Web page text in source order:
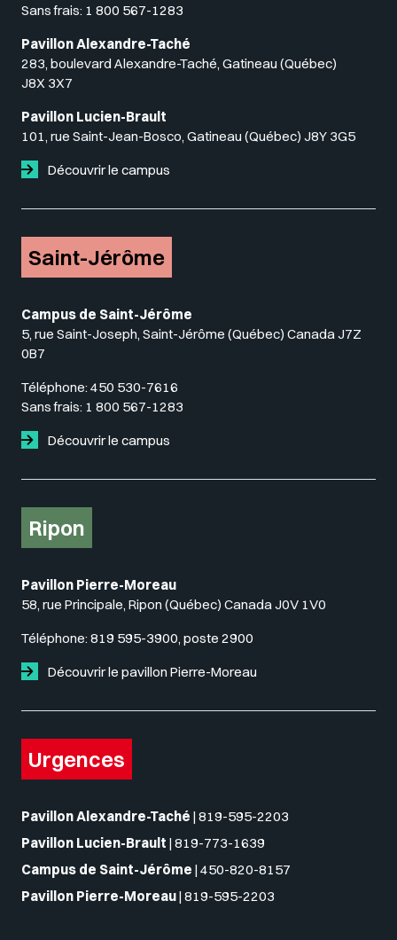
Sans frais: 1 800 567-1283
Pavillon Alexandre-Taché
283, boulevard Alexandre-Taché, Gatineau (Québec)
J8X 3X7
Pavillon Lucien-Brault
101, rue Saint-Jean-Bosco, Gatineau (Québec) J8Y 3G5
Découvrir le campus
Saint-Jérôme
Campus de Saint-Jérôme
5, rue Saint-Joseph, Saint-Jérôme (Québec) Canada J7Z
0B7
Téléphone: 450 530-7616
Sans frais: 1 800 567-1283
Découvrir le campus
Ripon
Pavillon Pierre-Moreau
58, rue Principale, Ripon (Québec) Canada J0V 1V0
Téléphone: 819 595-3900, poste 2900
Découvrir le pavillon Pierre-Moreau
Urgences
Pavillon Alexandre-Taché | 819-595-2203
Pavillon Lucien-Brault | 819-773-1639
Campus de Saint-Jérôme | 450-820-8157
Pavillon Pierre-Moreau| 819-595-2203